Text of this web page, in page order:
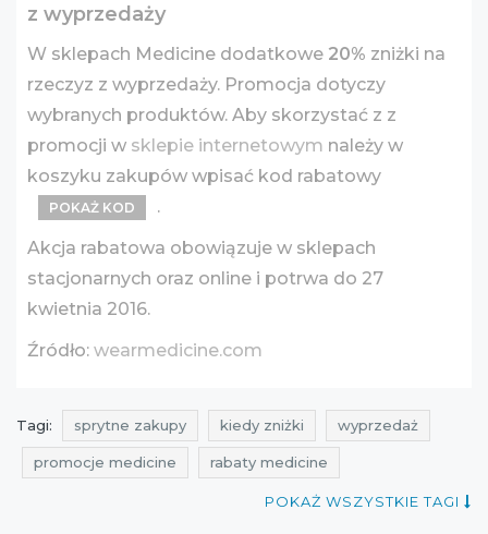
z wyprzedaży
W sklepach Medicine dodatkowe 20% zniżki na
rzeczyz z wyprzedaży. Promocja dotyczy
wybranych produktów. Aby skorzystać z z
promocji w sklepie internetowym należy w
koszyku zakupów wpisać kod rabatowy
POKAŻ KOD
.
Akcja rabatowa obowiązuje w sklepach
stacjonarnych oraz online i potrwa do 27
kwietnia 2016.
Źródło: wearmedicine.com
Tagi: sprytne zakupy kiedy zniżki wyprzedaż
promocje medicine rabaty medicine
promocje kwiecieńPOKAŻ WSZYSTKIE TAGI